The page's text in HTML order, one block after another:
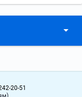
20-51